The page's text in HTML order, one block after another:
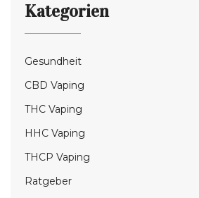
Kategorien
Gesundheit
CBD Vaping
THC Vaping
HHC Vaping
THCP Vaping
Ratgeber